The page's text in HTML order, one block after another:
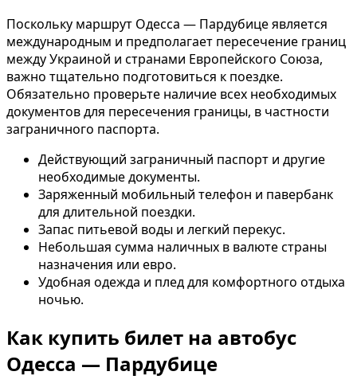
Поскольку маршрут Одесса — Пардубице является
международным и предполагает пересечение границ
между Украиной и странами Европейского Союза,
важно тщательно подготовиться к поездке.
Обязательно проверьте наличие всех необходимых
документов для пересечения границы, в частности
заграничного паспорта.
Действующий заграничный паспорт и другие
необходимые документы.
Заряженный мобильный телефон и павербанк
для длительной поездки.
Запас питьевой воды и легкий перекус.
Небольшая сумма наличных в валюте страны
назначения или евро.
Удобная одежда и плед для комфортного отдыха
ночью.
Как купить билет на автобус
Одесса — Пардубице